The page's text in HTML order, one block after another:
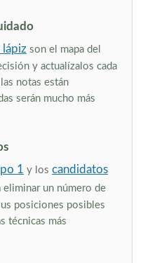
lápiz son el mapa del
y actualízalos cada
notas están
serán mucho más
1 y los candidatos
eliminar un número de
posiciones posibles
técnicas más